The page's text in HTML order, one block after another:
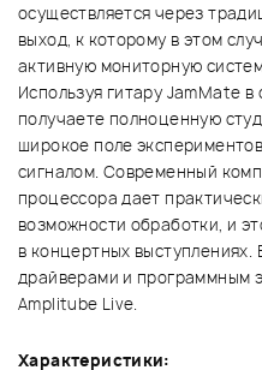
осуществляется через
выход, к которому в этом
активную мониторную
Используя гитару JamMate
получаете полноценную
широкое поле
сигналом. Современный
процессора дает
возможности обработки, и
в концертных выступлениях.
драйверами и программным
Amplitube Live.
Характеристики: